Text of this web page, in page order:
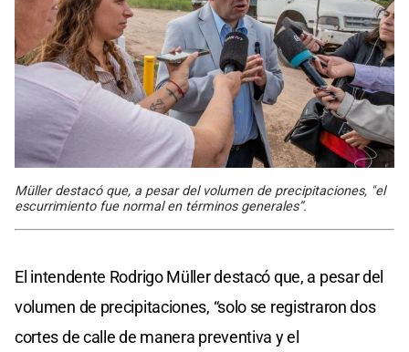
Müller destacó que, a pesar del volumen de precipitaciones, "el
escurrimiento fue normal en términos generales”.
El intendente Rodrigo Müller destacó que, a pesar del
volumen de precipitaciones, “solo se registraron dos
cortes de calle de manera preventiva y el